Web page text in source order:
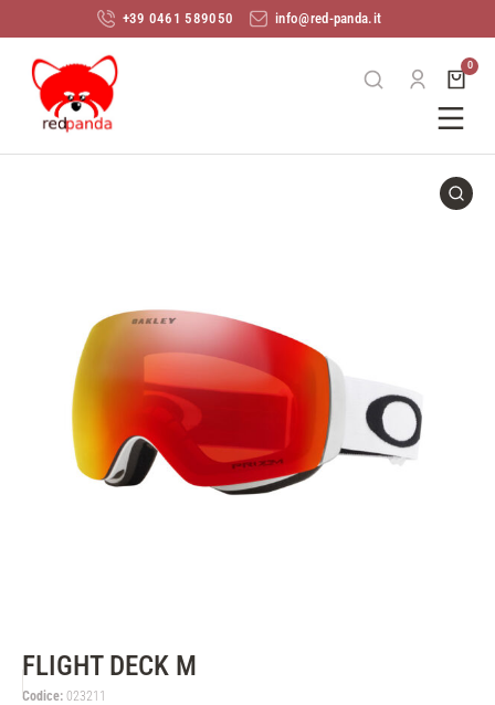
+39 0461 589050 info@red-panda.it
FLIGHT DECK M
Codice: 023211